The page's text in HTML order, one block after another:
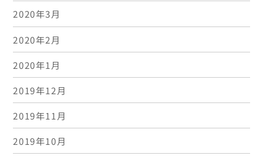
2020年3月
2020年2月
2020年1月
2019年12月
2019年11月
2019年10月